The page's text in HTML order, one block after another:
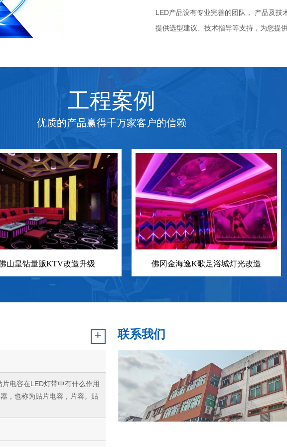
LED产品设有专业完善的团队， 产品及技
提供选型建议、技术指导等支持，为您提
工程案例
优质的产品赢得千万家客户的信赖
山皇钻量贩KTV改造升级 佛冈金海逸K歌足浴城灯光改造
+
有什么作用
，也称为贴片电容，片容。贴
联系我们
公司